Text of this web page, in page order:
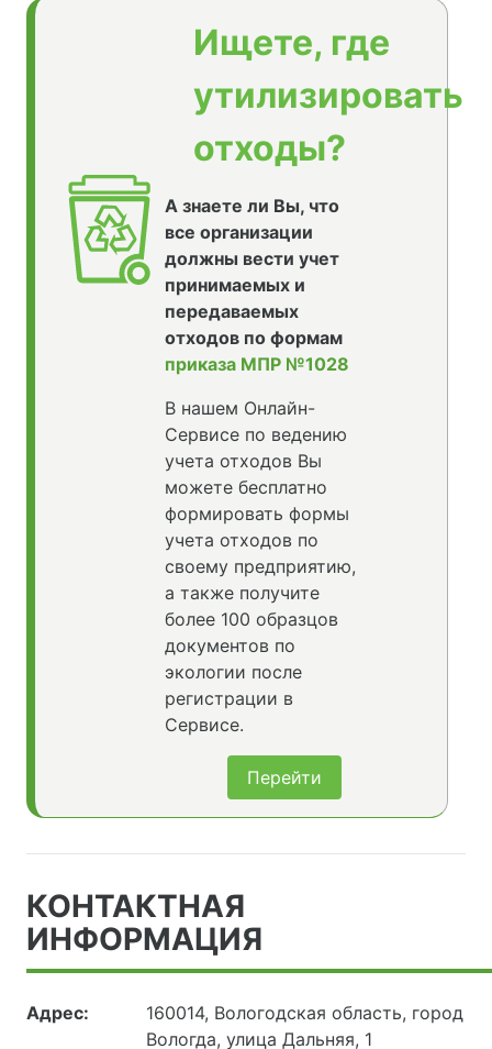
Ищете, где
утилизировать
отходы?
А знаете ли Вы, что
все организации
должны вести учет
принимаемых и
передаваемых
отходов по формам
приказа МПР №1028
В нашем Онлайн-
Сервисе по ведению
учета отходов Вы
можете бесплатно
формировать формы
учета отходов по
своему предприятию,
а также получите
более 100 образцов
документов по
экологии после
регистрации в
Сервисе.
Перейти
КОНТАКТНАЯ
ИНФОРМАЦИЯ
Адрес:
160014, Вологодская область, город
Вологда, улица Дальняя, 1